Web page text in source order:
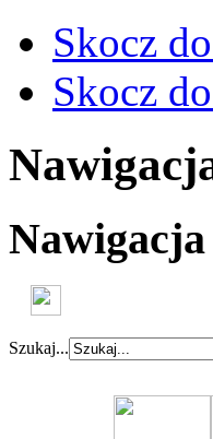
Skocz
Skocz
Nawigacja
Szukaj...